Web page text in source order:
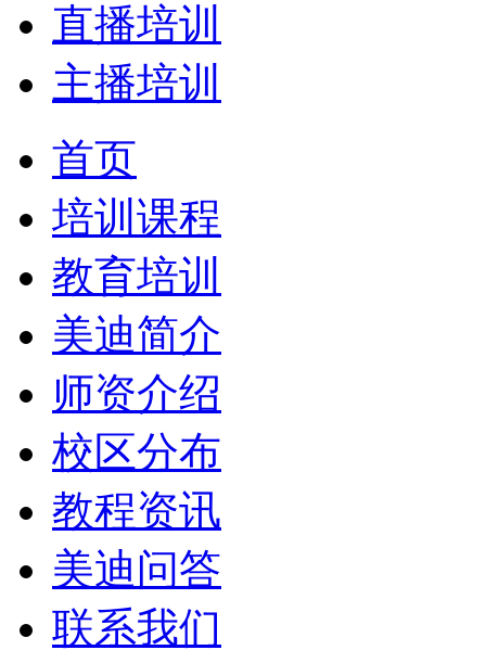
直播培训
主播培训
首页
培训课程
教育培训
美迪简介
师资介绍
校区分布
教程资讯
美迪问答
联系我们